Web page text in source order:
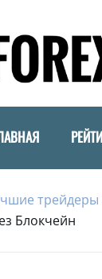
трейдеры
Блокчейн